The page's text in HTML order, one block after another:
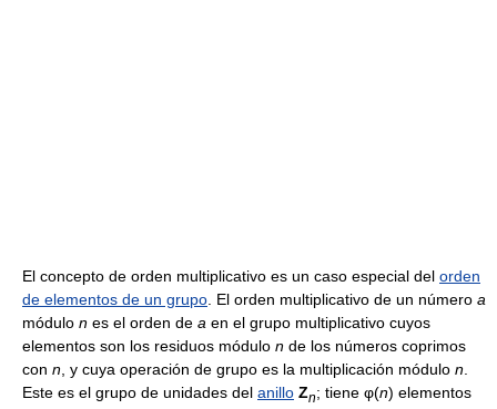
El concepto de orden multiplicativo es un caso especial del orden
de elementos de un grupo. El orden multiplicativo de un número a
módulo n es el orden de a en el grupo multiplicativo cuyos
elementos son los residuos módulo n de los números coprimos
con n, y cuya operación de grupo es la multiplicación módulo n.
Este es el grupo de unidades del anillo Zn; tiene φ(n) elementos